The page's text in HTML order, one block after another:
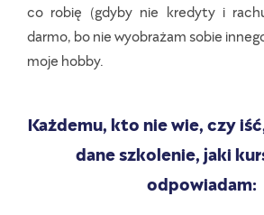
co robię (gdyby nie kredyty i
darmo, bo nie wyobrażam sobie
moje hobby.
Każdemu, kto nie wie, czy
dane szkolenie, jaki
odpowiadam: